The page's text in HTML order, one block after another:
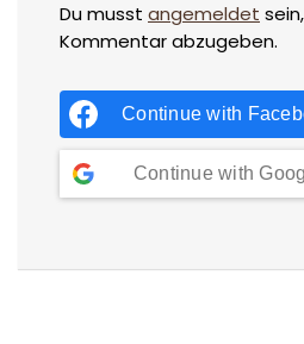
Du musst angemeldet
Kommentar abzugeben.
Continue with
Continue with